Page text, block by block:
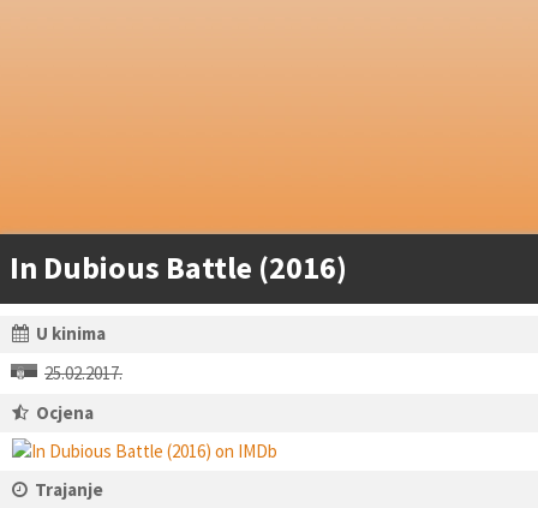
In Dubious Battle (2016)
U kinima
25.02.2017.
Ocjena
Trajanje